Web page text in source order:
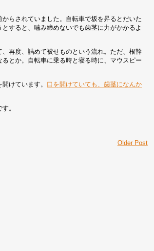
らされていました。自転車で坂を昇るとだいた
すると、噛み締めないでも歯茎に力がかかるよ
再度、詰めて被せものという流れ。ただ、根幹
とか。自転車に乗る時と寝る時に、マウスピー
けています。 口を開けていても、歯茎になんか
。
Older Post